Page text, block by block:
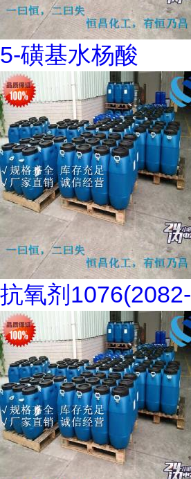
5-磺基水杨酸
抗氧剂